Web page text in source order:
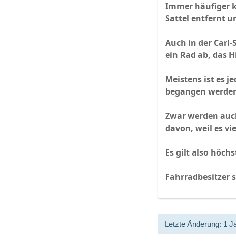
Immer häufiger
Sattel entfernt
Auch in der
ein Rad ab, das
Meistens ist es
begangen
Zwar werden
davon, weil es
Es gilt also
Fahrradbesitzer
Letzte Änderung: 1